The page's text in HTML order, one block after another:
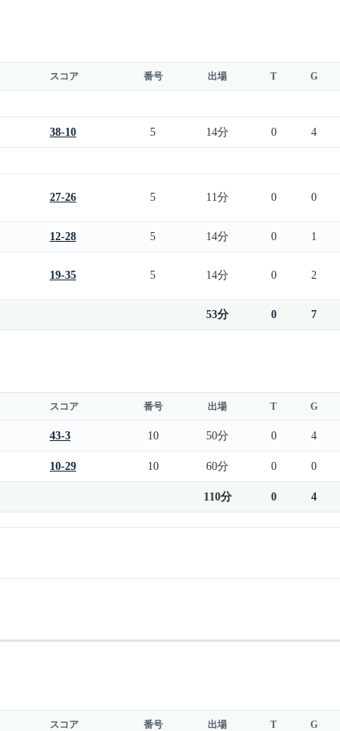
スコア 番号 出場 T G
38-10 5 14分 0 4
27-26 5 11分 0 0
12-28 5 14分 0 1
19-35 5 14分 0 2
53分 0 7
スコア 番号 出場 T G
43-3 10 50分 0 4
10-29 10 60分 0 0
110分 0 4
スコア 番号 出場 T G